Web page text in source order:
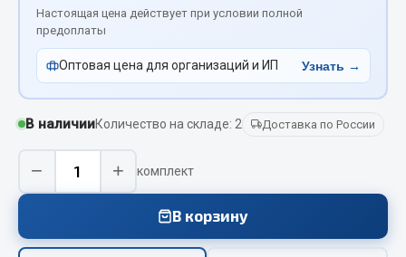
Автономные воздушные отопители
Жидкостные подогреватели
Отопители салона
Подогреватели тосола
Весь раздел
Автотовары
Автокаталоги
Настоящая цена действует при условии полной
предоплаты
Оптовая цена для организаций и ИП Узнать →
В наличииКоличество на складе: 2 Доставка по России
− + комплект
В корзину